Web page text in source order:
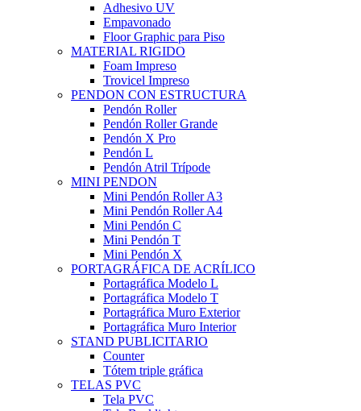
Adhesivo UV
Empavonado
Floor Graphic para Piso
MATERIAL RIGIDO
Foam Impreso
Trovicel Impreso
PENDON CON ESTRUCTURA
Pendón Roller
Pendón Roller Grande
Pendón X Pro
Pendón L
Pendón Atril Trípode
MINI PENDON
Mini Pendón Roller A3
Mini Pendón Roller A4
Mini Pendón C
Mini Pendón T
Mini Pendón X
PORTAGRÁFICA DE ACRÍLICO
Portagráfica Modelo L
Portagráfica Modelo T
Portagráfica Muro Exterior
Portagráfica Muro Interior
STAND PUBLICITARIO
Counter
Tótem triple gráfica
TELAS PVC
Tela PVC